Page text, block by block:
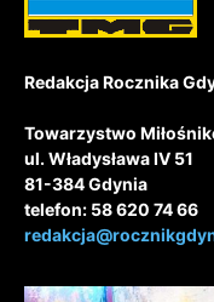
Redakcja Rocznika
Towarzystwo
ul. Władysława IV 51
81-384 Gdynia
telefon: 58 620 74 66